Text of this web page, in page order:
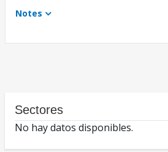
Notes
Sectores
No hay datos disponibles.